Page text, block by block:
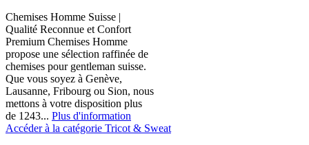
Chemises Homme Suisse |
Qualité Reconnue et Confort
Premium Chemises Homme
propose une sélection raffinée de
chemises pour gentleman suisse.
Que vous soyez à Genève,
Lausanne, Fribourg ou Sion, nous
mettons à votre disposition plus
de 1243... Plus d'information
Accéder à la catégorie Tricot & Sweat